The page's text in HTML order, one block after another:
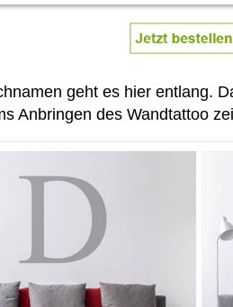
geht es hier entlang.
Anbringen des Wandtattoo